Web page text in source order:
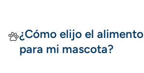
¿Cómo elijo el
para mi mascota?